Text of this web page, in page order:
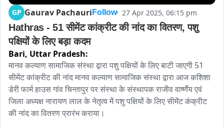
GP Gaurav Pachauri Follow 27 Apr 2025, 06:15 pm
Hathras - 51 सीमेंट कांक्रीट की नांद का वितरण, पशु
पक्षियों के लिए बड़ा कदम
Bari, Uttar Pradesh:
मानव कल्याण सामाजिक संस्था द्वारा पशु पक्षियों के लिए बाटी जाएगी 51
सीमेंट कांक्रीट की नांद मानव कल्याण सामाजिक संस्था द्वारा आज कशिशा
डेरी फार्म हाउस गांव चिन्तापुर पर संस्था के संस्थापक राजीव वार्ष्णेय एवं
जिला अध्यक्ष नारायण लाल के नेतृत्व में पशु पक्षियों के लिए सीमेंट कंक्रीट
की नांद का वितरण प्रारंभ कराया।